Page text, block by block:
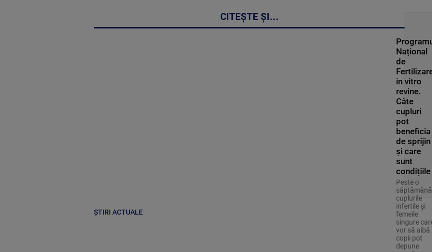
CITEȘTE ȘI...
ȘTIRI ACTUALE
Național
de
in vitro
revine.
Câte
cupluri
pot
beneficia
de sprijin
și care
sunt
condițiile
Peste o
săptămână
cuplurile
infertile și
femeile
singure
vor să aibă
copii pot
depune